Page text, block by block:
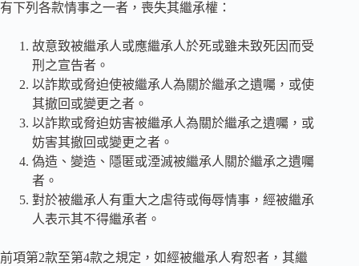
有下列各款情事之一者，喪失其繼承權：
故意致被繼承人或應繼承人於死或雖未致死因而受
刑之宣告者。
以詐欺或脅迫使被繼承人為關於繼承之遺囑，或使
其撤回或變更之者。
以詐欺或脅迫妨害被繼承人為關於繼承之遺囑，或
妨害其撤回或變更之者。
偽造、變造、隱匿或湮滅被繼承人關於繼承之遺囑
者。
對於被繼承人有重大之虐待或侮辱情事，經被繼承
人表示其不得繼承者。
前項第2款至第4款之規定，如經被繼承人宥恕者，其繼